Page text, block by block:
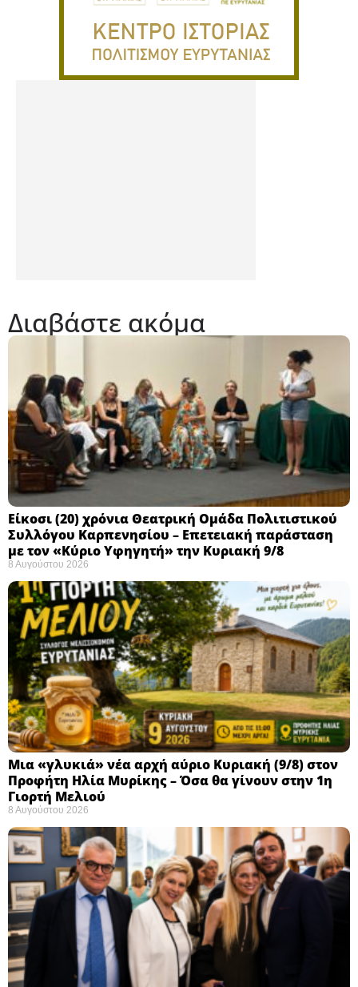
Διαβάστε ακόμα
Eίκοσι (20) χρόνια Θεατρική Ομάδα Πολιτιστικού
Συλλόγου Καρπενησίου – Επετειακή παράσταση
με τον «Κύριο Υφηγητή» την Κυριακή 9/8
8 Αυγούστου 2026
Μια «γλυκιά» νέα αρχή αύριο Κυριακή (9/8) στον
Προφήτη Ηλία Μυρίκης – Όσα θα γίνουν στην 1η
Γιορτή Μελιού
8 Αυγούστου 2026